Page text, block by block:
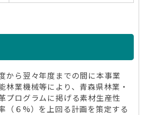
ら翌々年度までの間に本事業
林業機械等により、青森県林業・
プログラムに掲げる素材生産性
（６%）を上回る計画を策定する